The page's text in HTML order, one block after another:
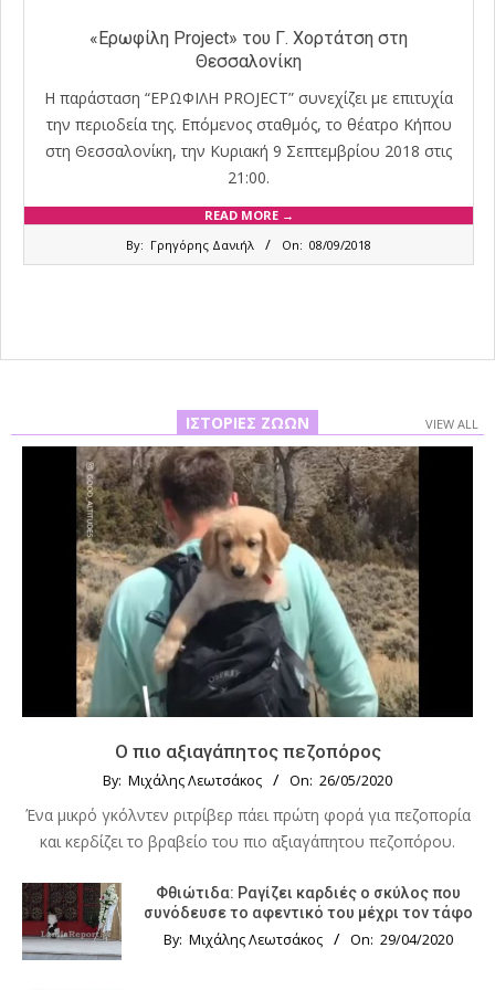
«Ερωφίλη Project» του Γ. Χορτάτση στη
Θεσσαλονίκη
Η παράσταση “ΕΡΩΦΙΛΗ PROJECT” συνεχίζει με επιτυχία
την περιοδεία της. Επόμενος σταθμός, το θέατρο Κήπου
στη Θεσσαλονίκη, την Κυριακή 9 Σεπτεμβρίου 2018 στις
21:00.
READ MORE →
By: Γρηγόρης Δανιήλ On: 08/09/2018
ΙΣΤΟΡΊΕΣ ΖΏΩΝ VIEW ALL
Ο πιο αξιαγάπητος πεζοπόρος
By: Μιχάλης Λεωτσάκος On: 26/05/2020
Ένα μικρό γκόλντεν ριτρίβερ πάει πρώτη φορά για πεζοπορία
και κερδίζει το βραβείο του πιο αξιαγάπητου πεζοπόρου.
Φθιώτιδα: Ραγίζει καρδιές ο σκύλος που
συνόδευσε το αφεντικό του μέχρι τον τάφο
By: Μιχάλης Λεωτσάκος On: 29/04/2020